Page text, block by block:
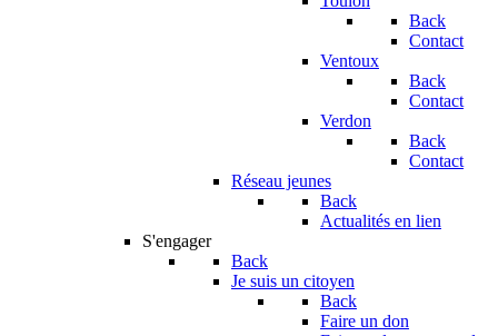
Back
Contact
Ventoux
Back
Contact
Verdon
Back
Contact
Réseau jeunes
Back
Actualités en lien
S'engager
Back
Je suis un citoyen
Back
Faire un don